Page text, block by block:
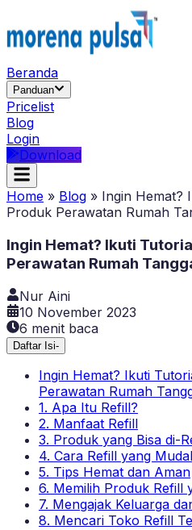
Beranda
Panduan
Pricelist
Blog
Login
Download
Home » Blog » Ingin Hemat?
Produk Perawatan Rumah
Ingin Hemat? Ikuti
Perawatan Rumah
Nur Aini
10 November 2023
6 menit baca
Daftar Isi-
Ingin Hemat? Ikuti
Perawatan Rumah
1. Apa Itu Refill?
2. Manfaat Refill
3. Produk yang Bisa di-
4. Cara Refill yang
5. Tips Hemat dan Aman
6. Memilih Produk Refill
7. Mengajak Keluarga
8. Mencari Toko Refill